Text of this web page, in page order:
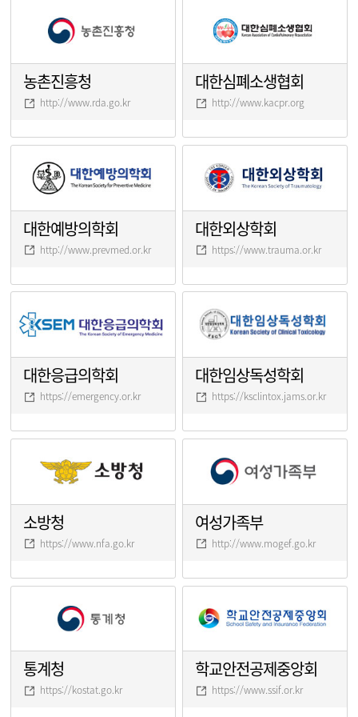
농촌진흥청
http://www.rda.go.kr
대한심폐소생협회
http://www.kacpr.org
대한예방의학회
http://www.prevmed.or.kr
대한외상학회
https://www.trauma.or.kr
대한응급의학회
https://emergency.or.kr
대한임상독성학회
https://ksclintox.jams.or.kr
소방청
https://www.nfa.go.kr
여성가족부
http://www.mogef.go.kr
통계청
https://kostat.go.kr
학교안전공제중앙회
https://www.ssif.or.kr